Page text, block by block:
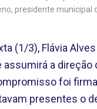
presidente municipal
(1/3), Flávia
assumirá a direção
foi
presentes o